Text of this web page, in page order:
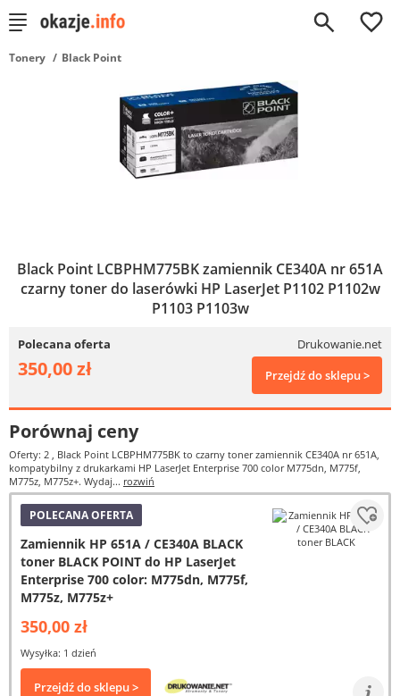
0
Tonery Black Point
Black Point LCBPHM775BK zamiennik CE340A nr 651A
czarny toner do laserówki HP LaserJet P1102 P1102w
P1103 P1103w
Polecana oferta Drukowanie.net
350,00 zł Przejdź do sklepu >
Porównaj ceny
Oferty: 2 , Black Point LCBPHM775BK to czarny toner zamiennik CE340A nr 651A,
kompatybilny z drukarkami HP LaserJet Enterprise 700 color M775dn, M775f,
M775z, M775z+. Wydaj... rozwiń
POLECANA OFERTA
Zamiennik HP 651A / CE340A BLACK
toner BLACK POINT do HP LaserJet
Enterprise 700 color: M775dn, M775f,
M775z, M775z+
350,00 zł
Wysyłka: 1 dzień
Przejdź do sklepu >